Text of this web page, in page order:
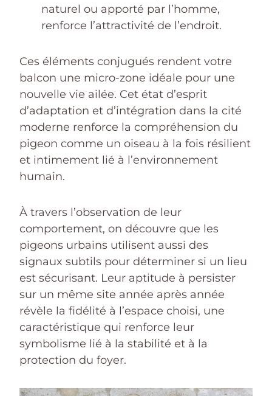
naturel ou apporté par l’homme,
renforce l’attractivité de l’endroit.
Ces éléments conjugués rendent votre
balcon une micro-zone idéale pour une
nouvelle vie ailée. Cet état d’esprit
d’adaptation et d’intégration dans la cité
moderne renforce la compréhension du
pigeon comme un oiseau à la fois résilient
et intimement lié à l’environnement
humain.
À travers l’observation de leur
comportement, on découvre que les
pigeons urbains utilisent aussi des
signaux subtils pour déterminer si un lieu
est sécurisant. Leur aptitude à persister
sur un même site année après année
révèle la fidélité à l’espace choisi, une
caractéristique qui renforce leur
symbolisme lié à la stabilité et à la
protection du foyer.